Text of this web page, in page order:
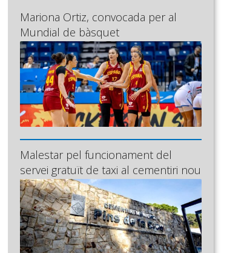
Mariona Ortiz, convocada per al
Mundial de bàsquet
Malestar pel funcionament del
servei gratuït de taxi al cementiri nou